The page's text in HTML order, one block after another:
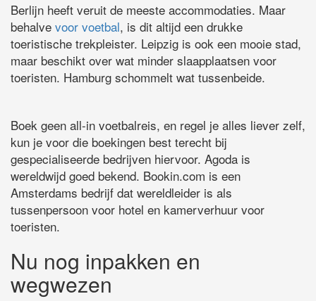
Berlijn heeft veruit de meeste accommodaties. Maar
behalve voor voetbal, is dit altijd een drukke
toeristische trekpleister. Leipzig is ook een mooie stad,
maar beschikt over wat minder slaapplaatsen voor
toeristen. Hamburg schommelt wat tussenbeide.
Boek geen all-in voetbalreis, en regel je alles liever zelf,
kun je voor die boekingen best terecht bij
gespecialiseerde bedrijven hiervoor. Agoda is
wereldwijd goed bekend. Bookin.com is een
Amsterdams bedrijf dat wereldleider is als
tussenpersoon voor hotel en kamerverhuur voor
toeristen.
Nu nog inpakken en
wegwezen